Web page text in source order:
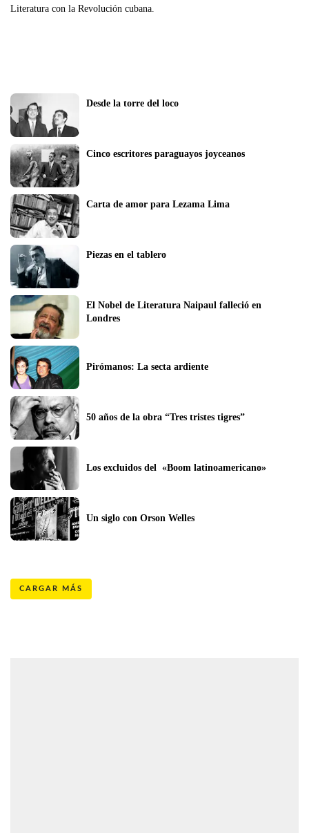
Literatura con la Revolución cubana.
Desde la torre del loco
Cinco escritores paraguayos joyceanos
Carta de amor para Lezama Lima
Piezas en el tablero
El Nobel de Literatura Naipaul falleció en
Londres
Pirómanos: La secta ardiente
50 años de la obra “Tres tristes tigres”
Los excluidos del  «Boom latinoamericano»
Un siglo con Orson Welles
CARGAR MÁS